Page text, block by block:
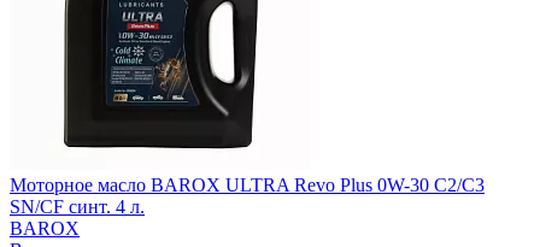
Моторное масло BAROX ULTRA Revo Plus 0W-30 C2/C3
SN/CF синт. 4 л.
BAROX